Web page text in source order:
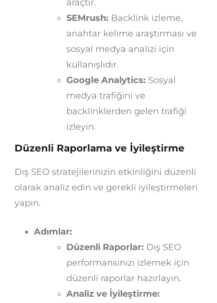
araçtır.
SEMrush: Backlink izleme,
anahtar kelime araştırması ve
sosyal medya analizi için
kullanışlıdır.
Google Analytics: Sosyal
medya trafiğini ve
backlinklerden gelen trafiği
izleyin.
Düzenli Raporlama ve İyileştirme
Dış SEO stratejilerinizin etkinliğini düzenli
olarak analiz edin ve gerekli iyileştirmeleri
yapın.
Adımlar:
Düzenli Raporlar: Dış SEO
performansınızı izlemek için
düzenli raporlar hazırlayın.
Analiz ve İyileştirme: